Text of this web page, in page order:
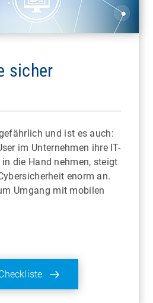
sicher
und ist es auch:
im Unternehmen ihre IT-
die Hand nehmen, steigt
enorm an.
Umgang mit mobilen